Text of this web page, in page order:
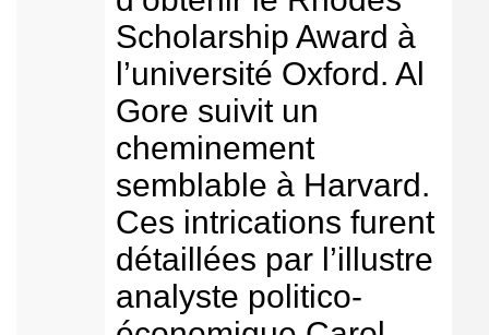
Scholarship Award à
l’université Oxford. Al
Gore suivit un
cheminement
semblable à Harvard.
Ces intrications furent
détaillées par l’illustre
analyste politico-